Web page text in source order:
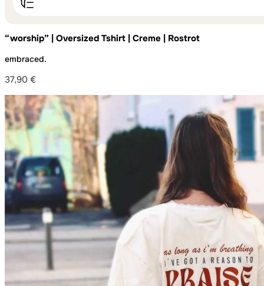
“worship” | Oversized Tshirt | Creme | Rostrot
embraced.
37,90 €